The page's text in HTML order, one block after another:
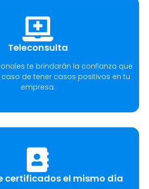
Teleconsulta
te brindarán la confianza que
de tener casos positivos en tu
empresa.
certificados el mismo día